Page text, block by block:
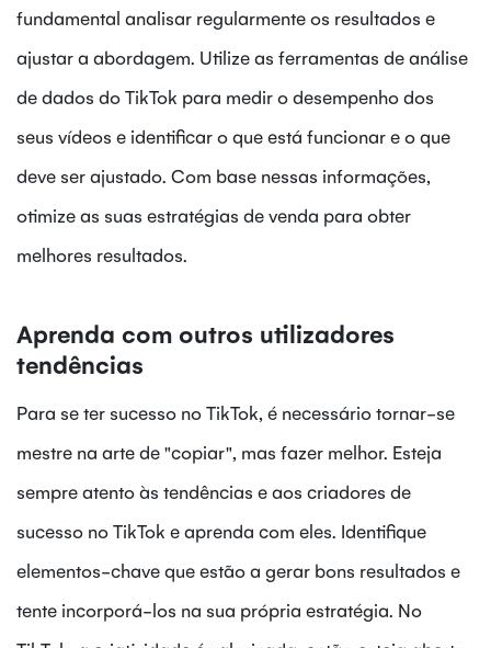
fundamental analisar regularmente os resultados e
ajustar a abordagem. Utilize as ferramentas de análise
de dados do TikTok para medir o desempenho dos
seus vídeos e identificar o que está funcionar e o que
deve ser ajustado. Com base nessas informações,
otimize as suas estratégias de venda para obter
melhores resultados.
Aprenda com outros utilizadores
tendências
Para se ter sucesso no TikTok, é necessário tornar-se
mestre na arte de "copiar", mas fazer melhor. Esteja
sempre atento às tendências e aos criadores de
sucesso no TikTok e aprenda com eles. Identifique
elementos-chave que estão a gerar bons resultados e
tente incorporá-los na sua própria estratégia. No